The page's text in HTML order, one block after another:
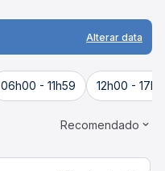
Alterar data
06h00 - 11h59 12h00 -
Recomendado